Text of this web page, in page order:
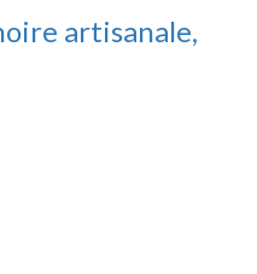
artisanale,